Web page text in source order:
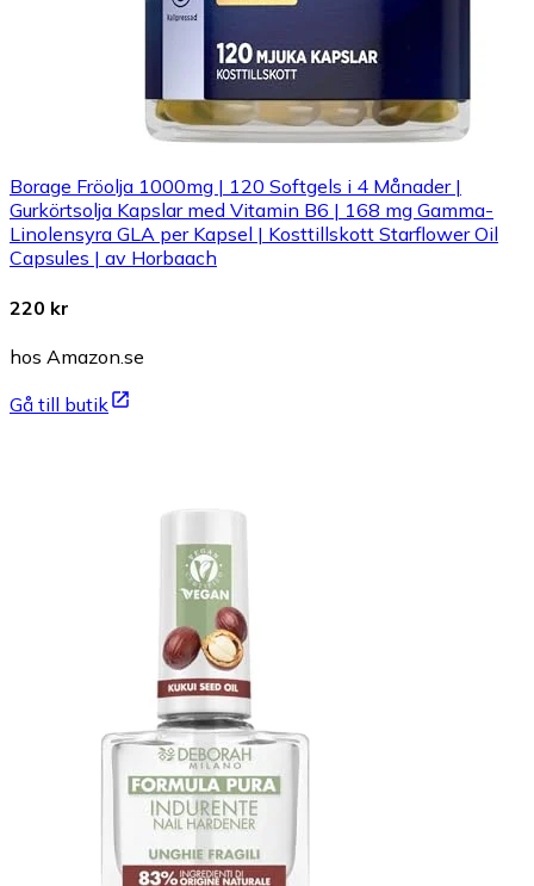
Borage Fröolja 1000mg | 120 Softgels i 4 Månader |
Gurkörtsolja Kapslar med Vitamin B6 | 168 mg Gamma-
Linolensyra GLA per Kapsel | Kosttillskott Starflower Oil
Capsules | av Horbaach
220 kr
hos Amazon.se
Gå till butik